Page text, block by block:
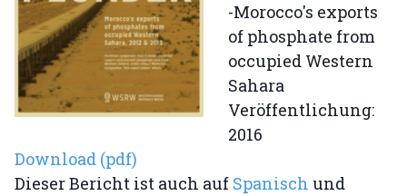
-Morocco's exports
of phosphate from
occupied Western
Sahara
Veröffentlichung:
2016
Download (pdf)
Dieser Bericht ist auch auf Spanisch und